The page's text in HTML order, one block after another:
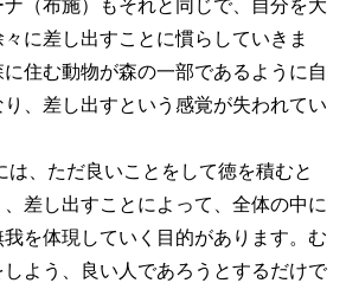
に差し出すことに慣らしていきま
住む動物が森の一部であるように自
、差し出すという感覚が失われてい
、ただ良いことをして徳を積むと
差し出すことによって、全体の中に
を体現していく目的があります。む
よう、良い人であろうとするだけで